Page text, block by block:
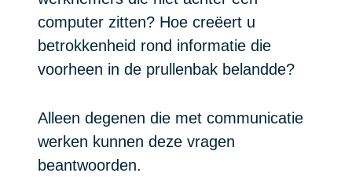
computer zitten? Hoe creëert u
betrokkenheid rond informatie die
voorheen in de prullenbak belandde?
Alleen degenen die met communicatie
werken kunnen deze vragen
beantwoorden.